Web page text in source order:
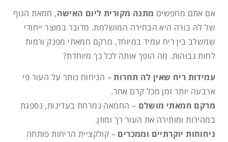
אם אתם מחפשים מתנה מקורית ליום האישה, חמאת הגוף
של לה בורה היא הבחירה המושלמת. מדובר במוצר ייחודי
שמשלב בין ריח עמיד במיוחד, מרקם חמאתי מפנק ורמות
לחות גבוהות. מה הופך אותה לכל כך מיוחדת?
עמידות ריח שאין לה תחרות– הניחוח נותר על העור פי
ארבעה יותר זמן מכל קרם אחר.
מרקם חמאתי מושלם – החמאה נמרחת בעדינות, נספגת
במהירות ומותירה את העור רך ומוזן.
ניחוחות יוקרתיים וממכרים – קולקציית הריחות פותחה